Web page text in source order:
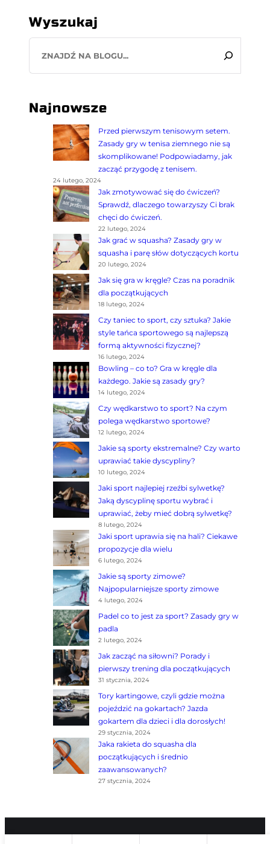
Wyszukaj
a
c
Najnowsze
Przed pierwszym tenisowym setem.
Zasady gry w tenisa ziemnego nie są
skomplikowane! Podpowiadamy, jak
zacząć przygodę z tenisem.
24 lutego, 2024
Jak zmotywować się do ćwiczeń?
Sprawdź, dlaczego towarzyszy Ci brak
chęci do ćwiczeń.
22 lutego, 2024
Jak grać w squasha? Zasady gry w
squasha i parę słów dotyczących kortu
20 lutego, 2024
Jak się gra w kręgle? Czas na poradnik
dla początkujących
18 lutego, 2024
Czy taniec to sport, czy sztuka? Jakie
style tańca sportowego są najlepszą
formą aktywności fizycznej?
16 lutego, 2024
Bowling – co to? Gra w kręgle dla
każdego. Jakie są zasady gry?
14 lutego, 2024
Czy wędkarstwo to sport? Na czym
polega wędkarstwo sportowe?
12 lutego, 2024
Jakie są sporty ekstremalne? Czy warto
uprawiać takie dyscypliny?
10 lutego, 2024
Jaki sport najlepiej rzeźbi sylwetkę?
Jaką dyscyplinę sportu wybrać i
uprawiać, żeby mieć dobrą sylwetkę?
8 lutego, 2024
Jaki sport uprawia się na hali? Ciekawe
propozycje dla wielu
6 lutego, 2024
Jakie są sporty zimowe?
Najpopularniejsze sporty zimowe
4 lutego, 2024
Padel co to jest za sport? Zasady gry w
padla
2 lutego, 2024
Jak zacząć na siłowni? Porady i
pierwszy trening dla początkujących
31 stycznia, 2024
Tory kartingowe, czyli gdzie można
pojeździć na gokartach? Jazda
gokartem dla dzieci i dla dorosłych!
29 stycznia, 2024
Jaka rakieta do squasha dla
początkujących i średnio
zaawansowanych?
27 stycznia, 2024